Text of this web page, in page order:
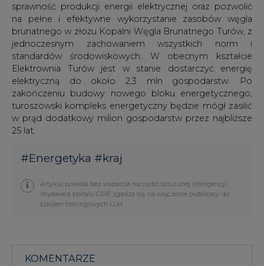
sprawność produkcji energii elektrycznej oraz pozwolić
na pełne i efektywne wykorzystanie zasobów węgla
brunatnego w złożu Kopalni Węgla Brunatnego Turów, z
jednoczesnym zachowaniem wszystkich norm i
standardów środowiskowych. W obecnym kształcie
Elektrownia Turów jest w stanie dostarczyć energię
elektryczną do około 2,3 mln gospodarstw. Po
zakończeniu budowy nowego bloku energetycznego,
turoszowski kompleks energetyczny będzie mógł zasilić
w prąd dodatkowy milion gospodarstw przez najbliższe
25 lat.
#Energetyka #kraj
Artykuł powstał bez wsparcia narzędzi sztucznej inteligencji.
Wydawca portalu CIRE zgadza się na włączenie publikacji do
szkoleń treningowych LLM.
KOMENTARZE